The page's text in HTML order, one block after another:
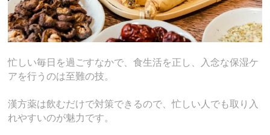
忙しい毎日を過ごすなかで、食生活を正し、入念な保湿ケ
アを行うのは至難の技。
漢方薬は飲むだけで対策できるので、忙しい人でも取り入
れやすいのが魅力です。